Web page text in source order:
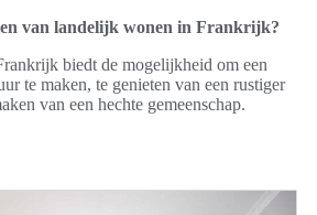
van landelijk wonen in Frankrijk?
biedt de mogelijkheid om een
te maken, te genieten van een rustiger
van een hechte gemeenschap.